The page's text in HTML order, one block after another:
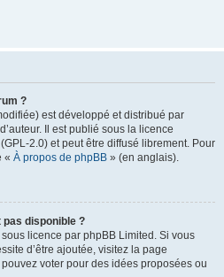
?
est développé et distribué par
Il est publié sous la licence
2.0) et peut être diffusé librement. Pour
« À propos de phpBB » (en anglais).
pas disponible ?
licence par phpBB Limited. Si vous
d’être ajoutée, visitez la page
voter pour des idées proposées ou